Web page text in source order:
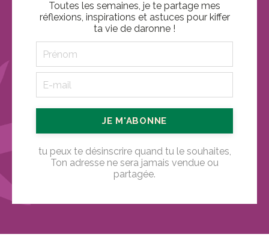
Toutes les semaines, je te partage mes
réflexions, inspirations et astuces pour kiffer
ta vie de daronne !
JE M'ABONNE
tu peux te désinscrire quand tu le souhaites,
Ton adresse ne sera jamais vendue ou
partagée.